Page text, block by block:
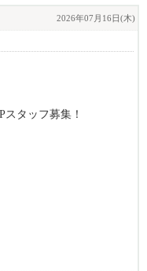
スコのジャパンタウンで
でにカリフォルニア州
サスのダラスで直営１店
９月にオープンする人
す。目標通り世界5極体
ヨーロッパ進出を2030
いくことも目標として
2026年07月16日(木)
タッフ募集！